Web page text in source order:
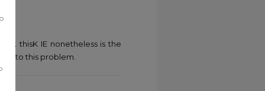
thisK IE nonetheless is the
to this problem.